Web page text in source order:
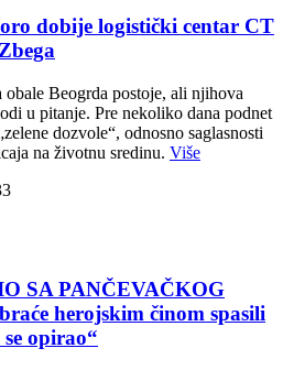
dobije logistički centar CT
Beogrda postoje, ali njihova
u pitanje. Pre nekoliko dana podnet
dozvole“, odnosno saglasnosti
na životnu sredinu. Više
SA PANČEVAČKOG
herojskim činom spasili
opirao“